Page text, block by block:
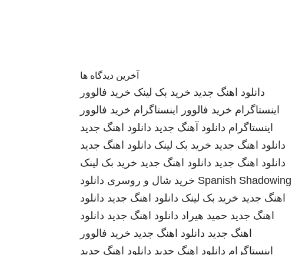
آخرین دیدگاه ها
دانلود اهنگ جدید خرید بک لینک خرید فالوور
اینستاگرام خرید فالوور اینستاگرام خرید فالوور
اینستاگرام دانلود آهنگ جدید دانلود اهنگ جدید
دانلود اهنگ جدید خرید بک لینک دانلود اهنگ جدید
دانلود اهنگ جدید دانلود اهنگ جدید خرید بک لینک
Spanish Shadowing خرید شال و روسری دانلود
اهنگ جدید خرید بک لینک دانلود اهنگ جدید دانلود
اهنگ جدید حمید هیراد دانلود اهنگ جدید دانلود
اهنگ جدید دانلود اهنگ جدید خرید فالوور
اینستاگرام دانلود اهنگ جدید دانلود اهنگ جدید